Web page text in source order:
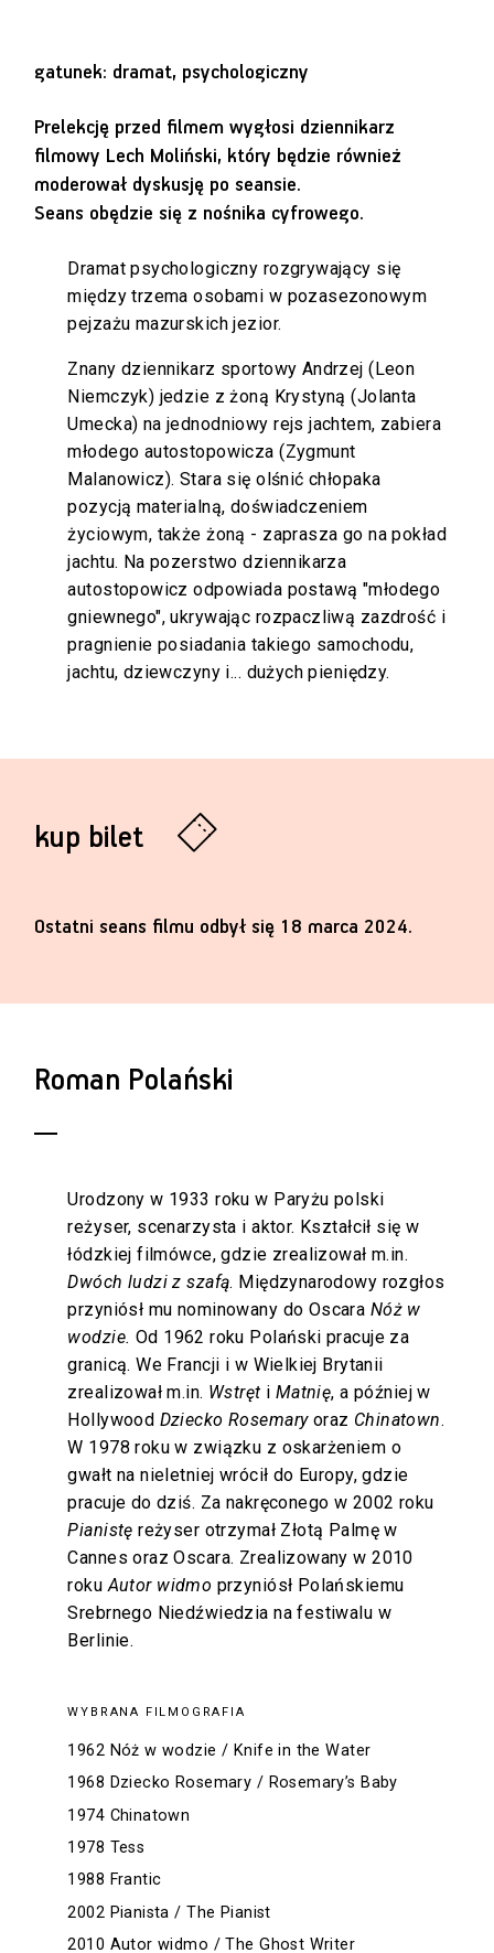
kup bilet
Ostatni seans filmu odbył się 18 marca 2024.
gatunek: dramat, psychologiczny
Prelekcję przed filmem wygłosi dziennikarz
filmowy Lech Moliński, który będzie również
moderował dyskusję po seansie.
Seans obędzie się z nośnika cyfrowego.
Dramat psychologiczny rozgrywający się
między trzema osobami w pozasezonowym
pejzażu mazurskich jezior.
Znany dziennikarz sportowy Andrzej (Leon
Niemczyk) jedzie z żoną Krystyną (Jolanta
Umecka) na jednodniowy rejs jachtem, zabiera
młodego autostopowicza (Zygmunt
Malanowicz). Stara się olśnić chłopaka
pozycją materialną, doświadczeniem
życiowym, także żoną - zaprasza go na pokład
jachtu. Na pozerstwo dziennikarza
autostopowicz odpowiada postawą "młodego
gniewnego", ukrywając rozpaczliwą zazdrość i
pragnienie posiadania takiego samochodu,
jachtu, dziewczyny i... dużych pieniędzy.
Roman Polański
Urodzony w 1933 roku w Paryżu polski
reżyser, scenarzysta i aktor. Kształcił się w
łódzkiej filmówce, gdzie zrealizował m.in.
Dwóch ludzi z szafą. Międzynarodowy rozgłos
przyniósł mu nominowany do Oscara Nóż w
wodzie. Od 1962 roku Polański pracuje za
granicą. We Francji i w Wielkiej Brytanii
zrealizował m.in. Wstręt i Matnię, a później w
Hollywood Dziecko Rosemaryoraz Chinatown.
W 1978 roku w związku z oskarżeniem o
gwałt na nieletniej wrócił do Europy, gdzie
pracuje do dziś. Za nakręconego w 2002 roku
Pianistęreżyser otrzymał Złotą Palmę w
Cannes oraz Oscara. Zrealizowany w 2010
roku Autor widmo przyniósł Polańskiemu
Srebrnego Niedźwiedzia na festiwalu w
Berlinie.
WYBRANA FILMOGRAFIA
1962 Nóż w wodzie / Knife in the Water
1968 Dziecko Rosemary / Rosemary’s Baby
1974 Chinatown
1978 Tess
1988 Frantic
2002 Pianista / The Pianist
2010 Autor widmo / The Ghost Writer